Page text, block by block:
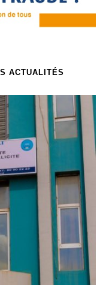
ACTUALITÉS